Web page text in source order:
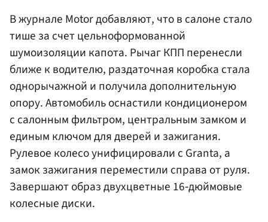
В журнале Motor добавляют, что в салоне стало
тише за счет цельноформованной
шумоизоляции капота. Рычаг КПП перенесли
ближе к водителю, раздаточная коробка стала
однорычажной и получила дополнительную
опору. Автомобиль оснастили кондиционером
с салонным фильтром, центральным замком и
единым ключом для дверей и зажигания.
Рулевое колесо унифицировали с Granta, а
замок зажигания переместили справа от руля.
Завершают образ двухцветные 16‑дюймовые
колесные диски.